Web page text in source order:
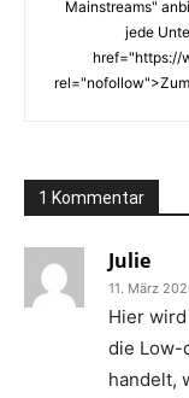
Mainstreams"
jede
href="https://
1 Kommentar
Julie
11. März
Hier
die Low-
handelt,